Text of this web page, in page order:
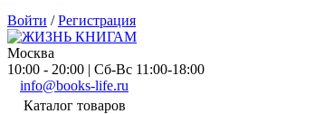
Войти /Регистрация
Москва
10:00 - 20:00 | Сб-Вс 11:00-18:00
info@books-life.ru
Каталог товаров